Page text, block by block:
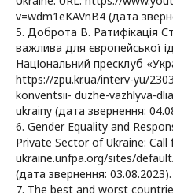
v=wdm1eKAVnB4 (дата
5. Доброта В. Ратифікація
важлива для європейської
Національний пресклуб
https://zpu.kr.ua/interv-yu/
konventsii- duzhe-vazhlyva-
ukrainy (дата звернення:
6. Gender Equality and
Private Sector of Ukraine:
ukraine.unfpa.org/sites/
(дата звернення: 03.08.2023).
7. The best and worst